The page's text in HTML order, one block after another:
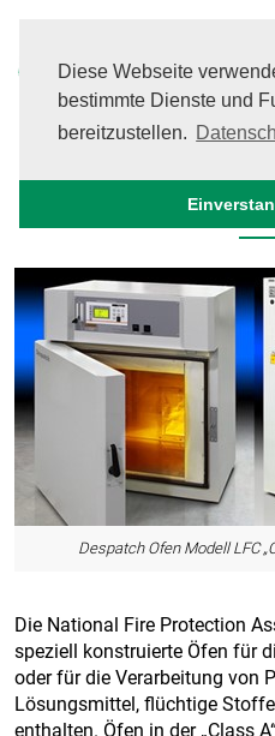
Diese Webseite
bestimmte Dienste und
bereitzustellen.
content
Ex-
Ex-geschützte
Despatch Ofen Modell LFC
Die National Fire Protection
speziell konstruierte Öfen für
oder für die Verarbeitung von
Lösungsmittel, flüchtige
enthalten. Öfen in der „Class